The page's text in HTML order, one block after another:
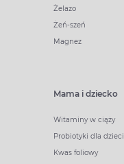
Żelazo
Żeń-szeń
Magnez
Mama i dziecko
Witaminy w ciąży
Probiotyki dla dzieci
Kwas foliowy